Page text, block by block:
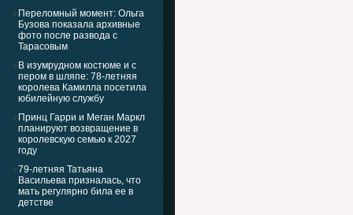
Переломный момент: Ольга
Бузова показала архивные
фото после развода с
Тарасовым
В изумрудном костюме и с
пером в шляпе: 78-летняя
королева Камилла посетила
юбилейную службу
Принц Гарри и Меган Маркл
планируют возвращение в
королевскую семью к 2027
году
79-летняя Татьяна
Васильева призналась, что
мать регулярно била ее в
детстве